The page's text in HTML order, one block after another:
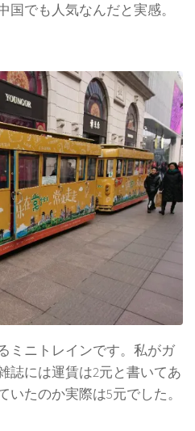
国でも人気なんだと実感。
ミニトレインです。私がガ
誌には運賃は2元と書いてあ
いたのか実際は5元でした。